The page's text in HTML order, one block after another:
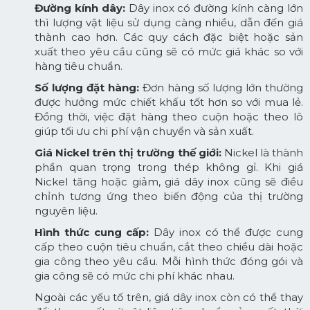
Đường kính dây:Dây inox có đường kính càng lớn
thì lượng vật liệu sử dụng càng nhiều, dẫn đến giá
thành cao hơn. Các quy cách đặc biệt hoặc sản
xuất theo yêu cầu cũng sẽ có mức giá khác so với
hàng tiêu chuẩn.
Số lượng đặt hàng: Đơn hàng số lượng lớn thường
được hưởng mức chiết khấu tốt hơn so với mua lẻ.
Đồng thời, việc đặt hàng theo cuộn hoặc theo lô
giúp tối ưu chi phí vận chuyển và sản xuất.
Giá Nickel trên thị trường thế giới:Nickel là thành
phần quan trọng trong thép không gỉ. Khi giá
Nickel tăng hoặc giảm, giá dây inox cũng sẽ điều
chỉnh tương ứng theo biến động của thị trường
nguyên liệu.
Hình thức cung cấp: Dây inox có thể được cung
cấp theo cuộn tiêu chuẩn, cắt theo chiều dài hoặc
gia công theo yêu cầu. Mỗi hình thức đóng gói và
gia công sẽ có mức chi phí khác nhau.
Ngoài các yếu tố trên, giá dây inox còn có thể thay